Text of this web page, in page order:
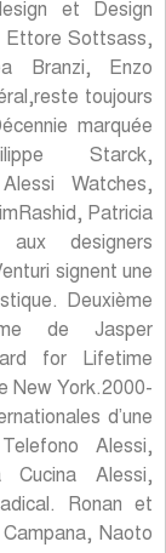
et Design
Ettore Sottsass,
Branzi, Enzo
toujours
marquée
Starck,
Watches,
Patricia
designers
signent une
Deuxième
de Jasper
for Lifetime
New York.2000-
d’une
Alessi,
Alessi,
Ronan et
Naoto